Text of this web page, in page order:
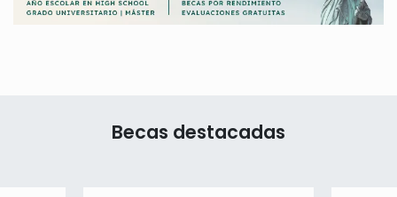
Becas destacadas